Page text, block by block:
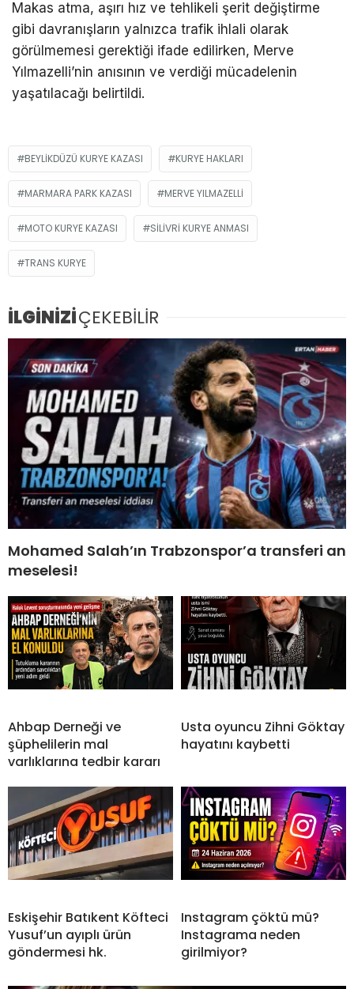
Makas atma, aşırı hız ve tehlikeli şerit değiştirme
gibi davranışların yalnızca trafik ihlali olarak
görülmemesi gerektiği ifade edilirken, Merve
Yılmazelli’nin anısının ve verdiği mücadelenin
yaşatılacağı belirtildi.
BEYLIKDÜZÜ KURYE KAZASI KURYE HAKLARI
MARMARA PARK KAZASI MERVE YILMAZELLI
MOTO KURYE KAZASI SILIVRI KURYE ANMASI
TRANS KURYE
İLGİNİZİÇEKEBİLİR
Mohamed Salah’ın Trabzonspor’a transferi an
meselesi!
Ahbap Derneği ve
şüphelilerin mal
varlıklarına tedbir kararı
Usta oyuncu Zihni Göktay
hayatını kaybetti
Eskişehir Batıkent Köfteci
Yusuf’un ayıplı ürün
göndermesi hk.
Instagram çöktü mü?
Instagrama neden
girilmiyor?